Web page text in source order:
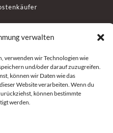
verwalten
verwenden wir Technologien wie
und/oder darauf zuzugreifen.
können wir Daten wie das
Website verarbeiten. Wenn du
können bestimmte
werden.